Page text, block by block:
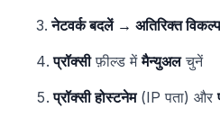
नेटवर्क बदलें → अतिरिक्त विकल्प
प्रॉक्सीफ़ील्ड मेंमैन्युअलचुनें
प्रॉक्सी होस्टनेम(IP पता) और